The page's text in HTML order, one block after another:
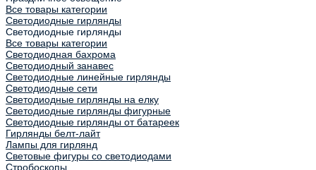
Все товары категории
Светодиодные гирлянды
Светодиодные гирлянды
Все товары категории
Светодиодная бахрома
Светодиодный занавес
Светодиодные линейные гирлянды
Светодиодные сети
Светодиодные гирлянды на елку
Светодиодные гирлянды фигурные
Светодиодные гирлянды от батареек
Гирлянды белт-лайт
Лампы для гирлянд
Световые фигуры со светодиодами
Стробоскопы